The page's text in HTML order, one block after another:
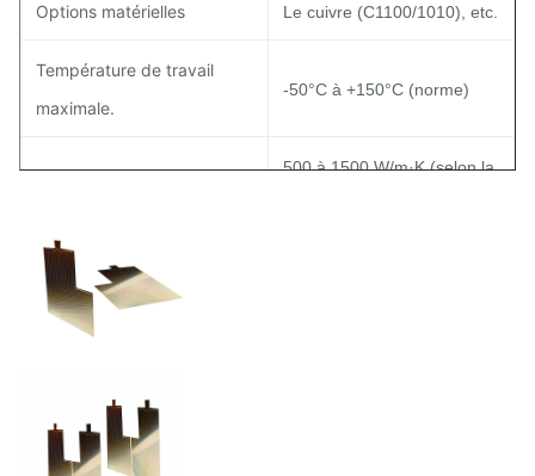
Options matérielles Le cuivre (C1100/1010), etc.
Température de travail
maximale.
-50°C à +150°C (norme)
500 à 1500 W/m·K (selon la
Structure de la mèche